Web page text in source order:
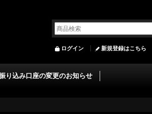
ログイン 新規登録はこちら
り込み口座の変更のお知らせ